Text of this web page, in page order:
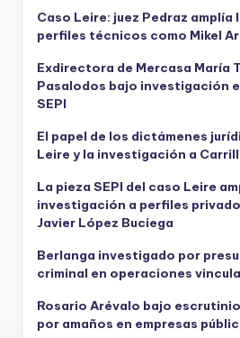
Caso Leire: juez Pedraz amplía
perfiles técnicos como Mikel
Exdirectora de Mercasa María
Pasalodos bajo investigación
SEPI
El papel de los dictámenes
Leire y la investigación a
La pieza SEPI del caso Leire
investigación a perfiles
Javier López Buciega
Berlanga investigado por
criminal en operaciones
Rosario Arévalo bajo
por amaños en empresas